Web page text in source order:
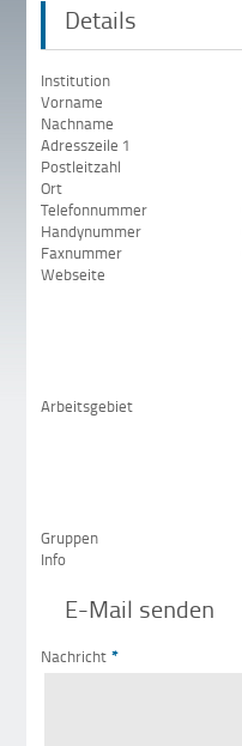
Details
Institution
Vorname
Nachname
Adresszeile 1
Postleitzahl
Ort
Telefonnummer
Handynummer
Faxnummer
Webseite
Arbeitsgebiet
Gruppen
Info
E-Mail senden
Nachricht *